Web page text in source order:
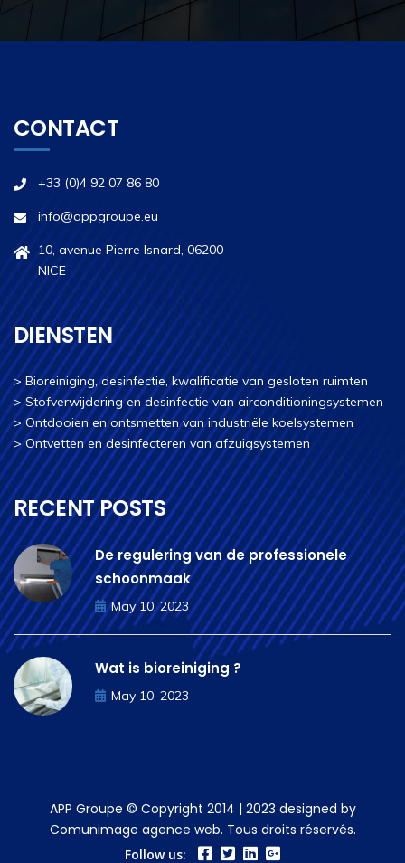
CONTACT
+33 (0)4 92 07 86 80
info@appgroupe.eu
10, avenue Pierre Isnard, 06200
NICE
DIENSTEN
>Bioreiniging, desinfectie, kwalificatie van gesloten ruimten
>Stofverwijdering en desinfectie van airconditioningsystemen
>Ontdooien en ontsmetten van industriële koelsystemen
>Ontvetten en desinfecteren van afzuigsystemen
RECENT POSTS
De regulering van de professionele
schoonmaak
May 10, 2023
Wat is bioreiniging ?
May 10, 2023
APP Groupe © Copyright 2014 | 2023 designed by
Comunimage agence web. Tous droits réservés.
Follow us: